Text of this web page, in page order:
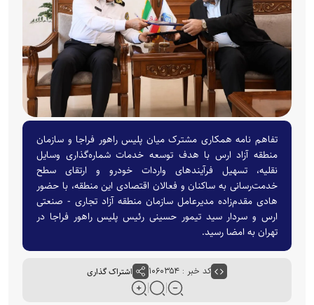
تفاهم نامه همکاری مشترک میان پلیس راهور فراجا و سازمان
منطقه آزاد ارس با هدف توسعه خدمات شماره‌گذاری وسایل
نقلیه، تسهیل فرآیند‌های واردات خودرو و ارتقای سطح
خدمت‌رسانی به ساکنان و فعالان اقتصادی این منطقه، با حضور
هادی مقدم‌زاده مدیرعامل سازمان منطقه آزاد تجاری - صنعتی
ارس و سردار سید تیمور حسینی رئیس پلیس راهور فراجا در
تهران به امضا رسید.
کد خبر : ۱۰۶۰۳۵۴ اشتراک گذاری